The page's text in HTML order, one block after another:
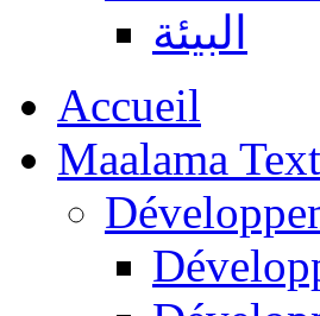
البيئة
Accueil
Maalama